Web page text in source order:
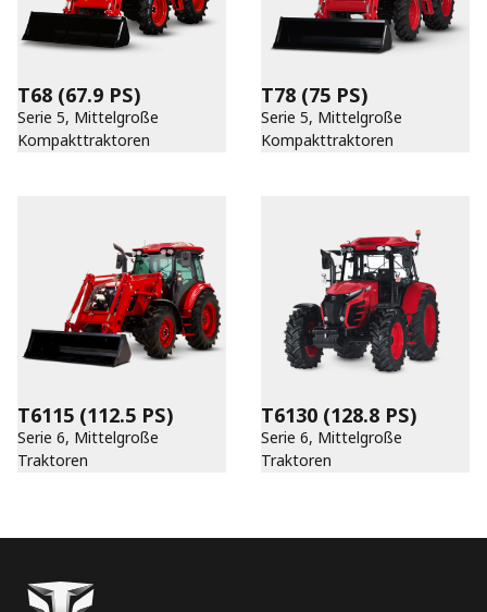
T68 (67.9 PS)
Serie 5, Mittelgroße
Kompakttraktoren
T78 (75 PS)
Serie 5, Mittelgroße
Kompakttraktoren
T6115 (112.5 PS)
Serie 6, Mittelgroße
Traktoren
T6130 (128.8 PS)
Serie 6, Mittelgroße
Traktoren